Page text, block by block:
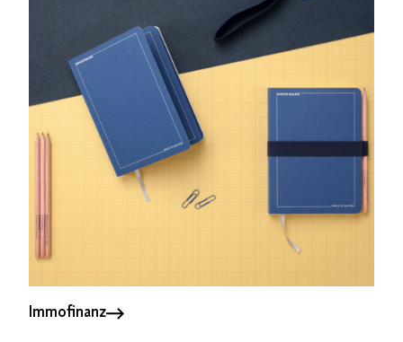
Immofinanz